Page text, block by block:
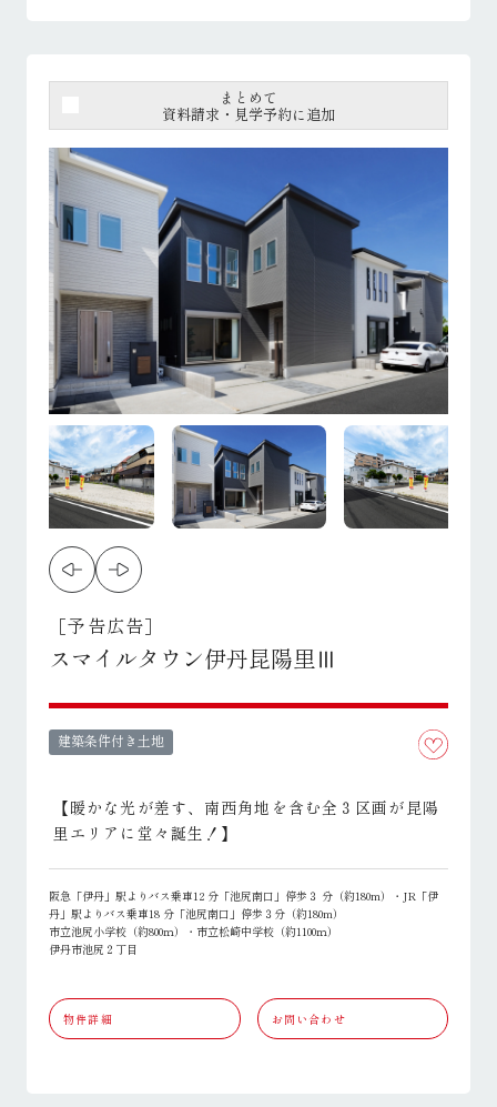
まとめて
資料請求・見学予約に追加
［予告広告］
スマイルタウン伊丹昆陽里Ⅲ
建築条件付き土地
【暖かな光が差す、南西角地を含む全３区画が昆陽
里エリアに堂々誕生！】
阪急「伊丹」駅よりバス乗車12 分「池尻南口」停歩３ 分（約180m）・JR「伊
丹」駅よりバス乗車18 分「池尻南口」停歩３分（約180m）
市立池尻小学校（約800ｍ）・市立松崎中学校（約1100ｍ）
伊丹市池尻２丁目
物件詳細 お問い合わせ